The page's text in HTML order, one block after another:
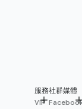
服務
VIP
社群媒體